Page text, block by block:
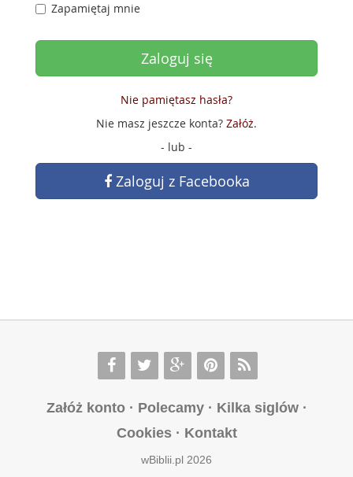
Zapamiętaj mnie
Nie pamiętasz hasła?
Nie masz jeszcze konta? Załóż.
- lub -
Zaloguj z Facebooka
Załóż konto· Polecamy· Kilka siglów·
Cookies· Kontakt
wBiblii.pl 2026